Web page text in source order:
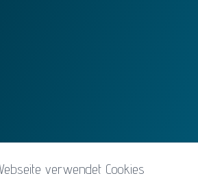
verwendet Cookies